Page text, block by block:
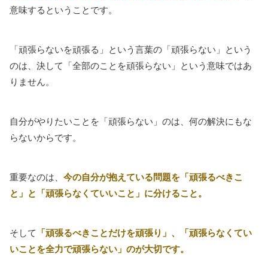
意味するということです。
「頑張らないを頑張る」という言葉の「頑張らない」という
のは、決して「全部のことを頑張らない」という意味ではあ
りません。
自分がやりたいことを「頑張らない」のは、何の解決にもな
らないからです。
重要なのは、 今の自分が抱えている問題を「頑張るべきこ
と」と「頑張らなくていいこと」に分けること。
そして
「頑張るべきことだけを頑張り」、「頑張らなくてい
いことを全力で頑張らない」のが大切です。